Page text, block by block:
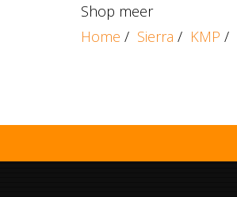
Shop meer
Home / Sierra / KMP /